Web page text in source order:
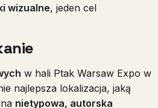
wizualne, jeden cel
w hali Ptak Warsaw Expo w
najlepsza lokalizacja, jaką
nietypowa, autorska